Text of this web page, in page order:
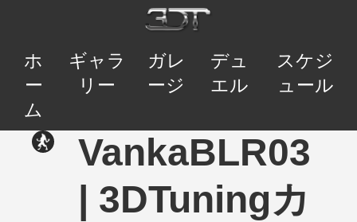
ホ
ー
ム
ギャラ
リー
ガレ
ージ
デュ
エル
スケジ
ュール
VankaBLR03
| 3DTuningカ